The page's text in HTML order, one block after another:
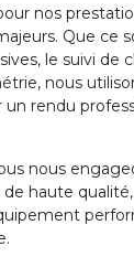
nos
Que ce
le suivi de
nous
rendu
nous
haute